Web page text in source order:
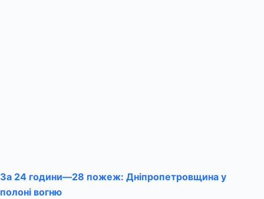
За 24 години—28 пожеж: Дніпропетровщина у
полоні вогню